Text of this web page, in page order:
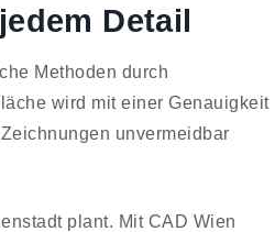
Detail
Methoden durch
wird mit einer Genauigkeit
unvermeidbar
plant. Mit CAD Wien